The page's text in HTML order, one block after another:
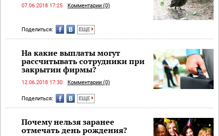
07.06.2018 17:25 Комментарии (0)
Поделиться: ЕЩЕ
На какие выплаты могут
рассчитывать сотрудники при
закрытии фирмы?
12.06.2018 17:30 Комментарии (0)
Поделиться: ЕЩЕ
Почему нельзя заранее
отмечать день рождения?